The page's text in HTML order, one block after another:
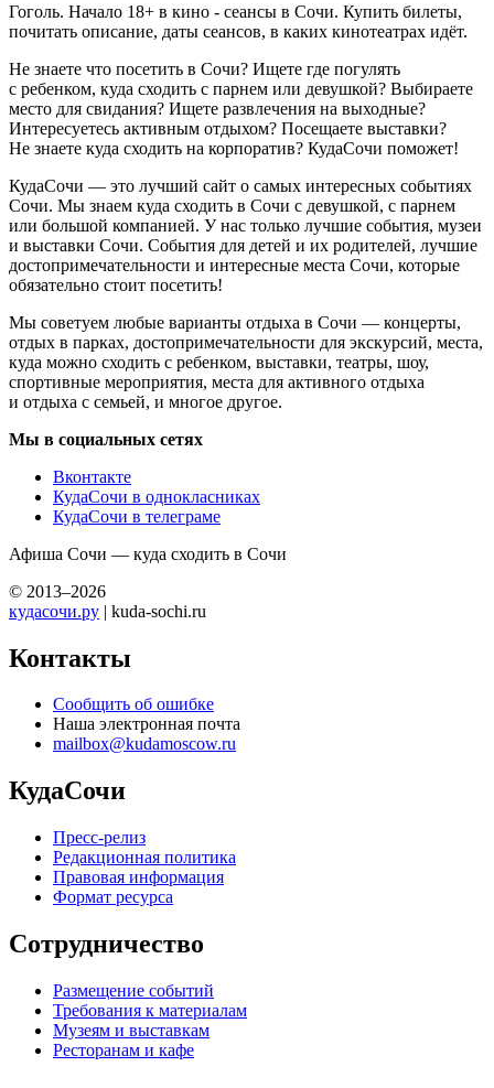
Гоголь. Начало 18+ в кино - сеансы в Сочи. Купить билеты,
почитать описание, даты сеансов, в каких кинотеатрах идёт.
Не знаете что посетить в Сочи? Ищете где погулять
с ребенком, куда сходить с парнем или девушкой? Выбираете
место для свидания? Ищете развлечения на выходные?
Интересуетесь активным отдыхом? Посещаете выставки?
Не знаете куда сходить на корпоратив? КудаСочи поможет!
КудаСочи — это лучший сайт о самых интересных событиях
Сочи. Мы знаем куда сходить в Сочи с девушкой, с парнем
или большой компанией. У нас только лучшие события, музеи
и выставки Сочи. События для детей и их родителей, лучшие
достопримечательности и интересные места Сочи, которые
обязательно стоит посетить!
Мы советуем любые варианты отдыха в Сочи — концерты,
отдых в парках, достопримечательности для экскурсий, места,
куда можно сходить с ребенком, выставки, театры, шоу,
спортивные мероприятия, места для активного отдыха
и отдыха с семьей, и многое другое.
Мы в социальных сетях
Вконтакте
КудаСочи в однокласниках
КудаСочи в телеграме
Афиша Сочи — куда сходить в Сочи
© 2013–2026
кудасочи.ру | kuda-sochi.ru
Контакты
Сообщить об ошибке
Наша электронная почта
mailbox@kudamoscow.ru
КудаСочи
Пресс-релиз
Редакционная политика
Правовая информация
Формат ресурса
Сотрудничество
Размещение событий
Требования к материалам
Музеям и выставкам
Ресторанам и кафе